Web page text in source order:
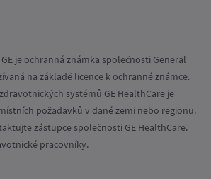
je ochranná známka společnosti General
na základě licence k ochranné známce.
systémů GE HealthCare je
požadavků v dané zemi nebo regionu.
zástupce společnosti GE HealthCare.
pracovníky.